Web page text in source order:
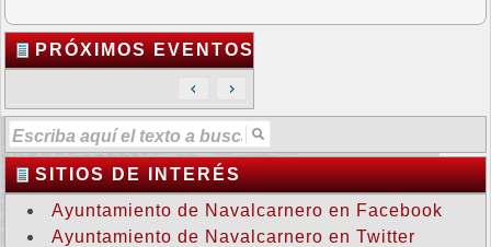
PRÓXIMOS EVENTOS
SITIOS DE INTERÉS
Ayuntamiento de Navalcarnero en Facebook
Ayuntamiento de Navalcarnero en Twitter